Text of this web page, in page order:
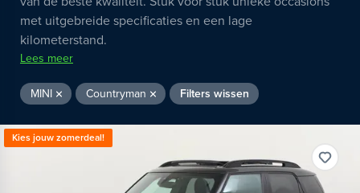
met uitgebreide specificaties en een lage
kilometerstand.
Lees meer
MINI Countryman Filters wissen
Kies jouw zomerdeal!